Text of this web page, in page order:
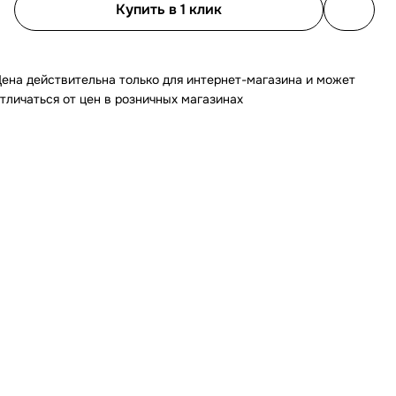
Купить в 1 клик
действительна только для интернет-магазина и может
от цен в розничных магазинах